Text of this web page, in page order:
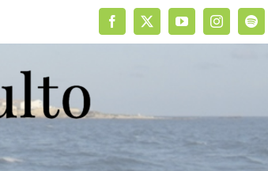
Facebook
X YouTubeInstagram